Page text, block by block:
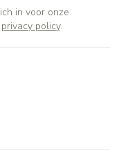
in voor onze
privacy policy.